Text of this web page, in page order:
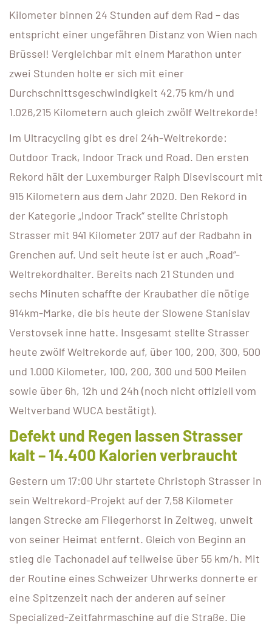
Kilometer binnen 24 Stunden auf dem Rad – das
entspricht einer ungefähren Distanz von Wien nach
Brüssel! Vergleichbar mit einem Marathon unter
zwei Stunden holte er sich mit einer
Durchschnittsgeschwindigkeit 42,75 km/h und
1.026,215 Kilometern auch gleich zwölf Weltrekorde!
Im Ultracycling gibt es drei 24h-Weltrekorde:
Outdoor Track, Indoor Track und Road. Den ersten
Rekord hält der Luxemburger Ralph Diseviscourt mit
915 Kilometern aus dem Jahr 2020. Den Rekord in
der Kategorie „Indoor Track“ stellte Christoph
Strasser mit 941 Kilometer 2017 auf der Radbahn in
Grenchen auf. Und seit heute ist er auch „Road“-
Weltrekordhalter. Bereits nach 21 Stunden und
sechs Minuten schaffte der Kraubather die nötige
914km-Marke, die bis heute der Slowene Stanislav
Verstovsek inne hatte. Insgesamt stellte Strasser
heute zwölf Weltrekorde auf, über 100, 200, 300, 500
und 1.000 Kilometer, 100, 200, 300 und 500 Meilen
sowie über 6h, 12h und 24h (noch nicht offiziell vom
Weltverband WUCA bestätigt).
Defekt und Regen lassen Strasser
kalt – 14.400 Kalorien verbraucht
Gestern um 17:00 Uhr startete Christoph Strasser in
sein Weltrekord-Projekt auf der 7,58 Kilometer
langen Strecke am Fliegerhorst in Zeltweg, unweit
von seiner Heimat entfernt. Gleich von Beginn an
stieg die Tachonadel auf teilweise über 55 km/h. Mit
der Routine eines Schweizer Uhrwerks donnerte er
eine Spitzenzeit nach der anderen auf seiner
Specialized-Zeitfahrmaschine auf die Straße. Die